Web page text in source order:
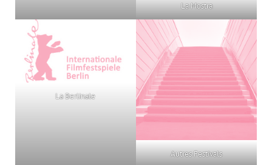
La Mostra
La Berlinale
Autres Festivals